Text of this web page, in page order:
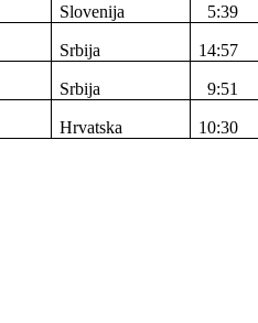
Slovenija 5:39
Srbija 14:57
Srbija 9:51
Hrvatska 10:30